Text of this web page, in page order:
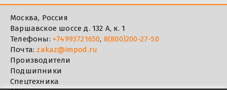
Москва, Россия
Варшавское шоссе д. 132 А, к. 1
Телефоны: +74993721650, 8(800)200-27-50
Почта:zakaz@impod.ru
Производители
Подшипники
Спецтехника